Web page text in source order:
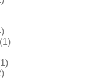
(1)